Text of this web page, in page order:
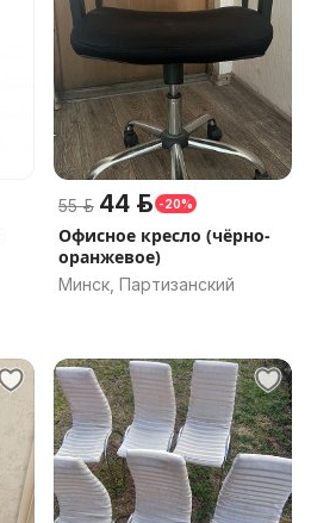
55 р. 44 р. -20%
Офисное кресло (чёрно-
оранжевое)
Минск, Партизанский